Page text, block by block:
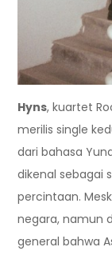
Hyns, kuartet
merilis single
dari bahasa
dikenal sebagai
percintaan.
negara, namun
general bahwa